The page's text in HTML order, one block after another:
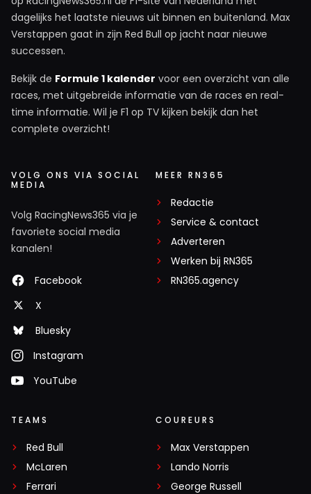
dagelijks het laatste nieuws uit binnen en buitenland. Max
Verstappen gaat in zijn Red Bull op jacht naar nieuwe
successen.
Bekijk de Formule 1 kalender voor een overzicht van alle
races, met uitgebreide informatie van de races en real-
time informatie. Wil je F1 op TV kijken bekijk dan het
complete overzicht!
VOLG ONS VIA SOCIAL
MEDIA
Volg RacingNews365 via je
favoriete social media
kanalen!
Facebook
X
Bluesky
Instagram
YouTube
MEER RN365
Redactie
Service & contact
Adverteren
Werken bij RN365
RN365.agency
TEAMS
Red Bull
McLaren
Ferrari
COUREURS
Max Verstappen
Lando Norris
George Russell